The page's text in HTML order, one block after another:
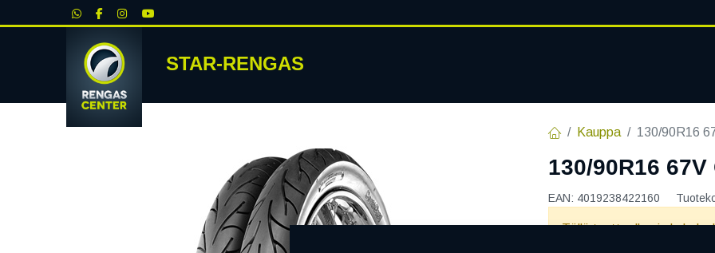
STAR-RENGAS
Kauppa 130/90R16
130/90R16 67V
EAN: 4019238422160
Tällä tuotteella ei ole